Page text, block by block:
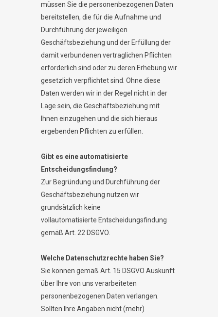
müssen Sie die personenbezogenen Daten
bereitstellen, die für die Aufnahme und
Durchführung der jeweiligen
Geschäftsbeziehung und der Erfüllung der
damit verbundenen vertraglichen Pflichten
erforderlich sind oder zu deren Erhebung wir
gesetzlich verpflichtet sind. Ohne diese
Daten werden wir in der Regel nicht in der
Lage sein, die Geschäftsbeziehung mit
Ihnen einzugehen und die sich hieraus
ergebenden Pflichten zu erfüllen.
Gibt es eine automatisierte
Entscheidungsfindung?
Zur Begründung und Durchführung der
Geschäftsbeziehung nutzen wir
grundsätzlich keine
vollautomatisierte Entscheidungsfindung
gemäß Art. 22 DSGVO.
Welche Datenschutzrechte haben Sie?
Sie können gemäß Art. 15 DSGVO Auskunft
über Ihre von uns verarbeiteten
personenbezogenen Daten verlangen.
Sollten Ihre Angaben nicht (mehr)